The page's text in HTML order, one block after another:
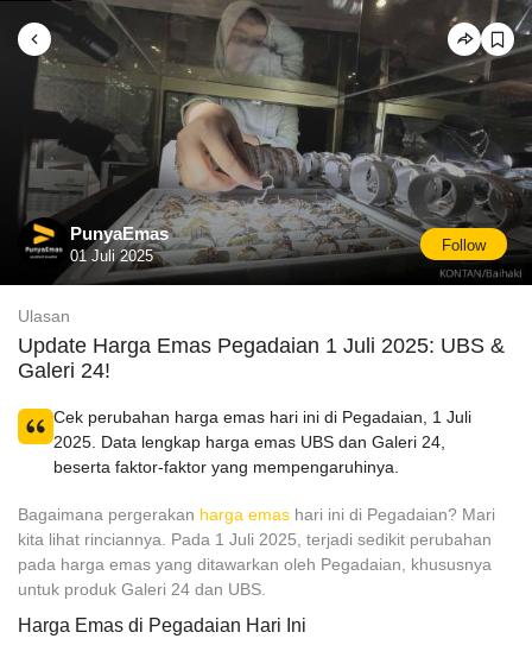
PunyaEmas
01 Juli 2025
Follow
Ulasan
Update Harga Emas Pegadaian 1 Juli 2025: UBS &
Galeri 24!
Cek perubahan harga emas hari ini di Pegadaian, 1 Juli
2025. Data lengkap harga emas UBS dan Galeri 24,
beserta faktor-faktor yang mempengaruhinya.
Bagaimana pergerakan harga emas hari ini di Pegadaian? Mari
kita lihat rinciannya. Pada 1 Juli 2025, terjadi sedikit perubahan
pada harga emas yang ditawarkan oleh Pegadaian, khususnya
untuk produk Galeri 24 dan UBS.
Harga Emas di Pegadaian Hari Ini